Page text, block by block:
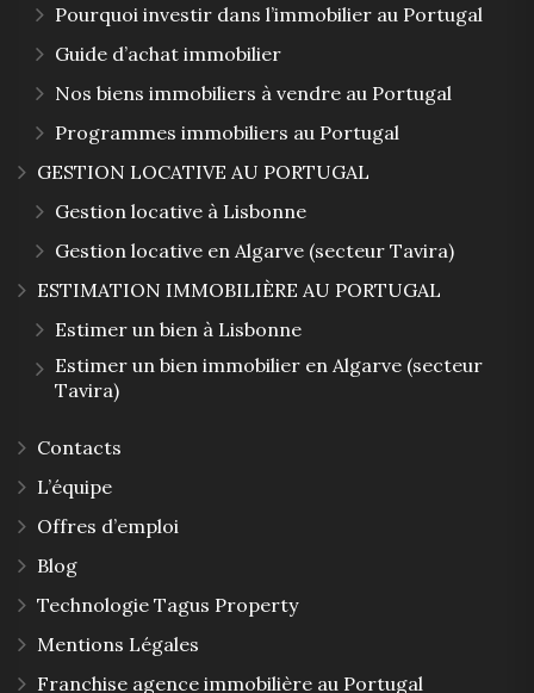
Pourquoi investir dans l’immobilier au Portugal
Guide d’achat immobilier
Nos biens immobiliers à vendre au Portugal
Programmes immobiliers au Portugal
GESTION LOCATIVE AU PORTUGAL
Gestion locative à Lisbonne
Gestion locative en Algarve (secteur Tavira)
ESTIMATION IMMOBILIÈRE AU PORTUGAL
Estimer un bien à Lisbonne
Estimer un bien immobilier en Algarve (secteur
Tavira)
Contacts
L’équipe
Offres d’emploi
Blog
Technologie Tagus Property
Mentions Légales
Franchise agence immobilière au Portugal